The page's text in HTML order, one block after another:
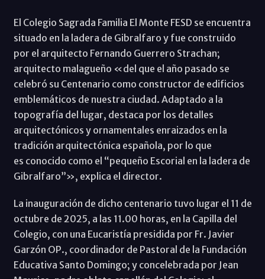
El Colegio Sagrada Familia El Monte FESD se encuentra
situado en la ladera de Gibralfaro y fue construido
por el arquitecto Fernando Guerrero Strachan;
arquitecto malagueño «del que el año pasado se
celebró su Centenario como constructor de edificios
emblemáticos de nuestra ciudad. Adaptado a la
topografía del lugar, destaca por los detalles
arquitectónicos y ornamentales enraizados en la
tradición arquitectónica española, por lo que
es conocido como el “pequeño Escorial en la ladera de
Gibralfaro”», explica el director.
La inauguración de dicho centenario tuvo lugar el 11 de
octubre de 2025, a las 11.00 horas, en la Capilla del
Colegio, con una Eucaristía presidida por Fr. Javier
Garzón OP., coordinador de Pastoral de la Fundación
Educativa Santo Domingo; y concelebrada por Jean